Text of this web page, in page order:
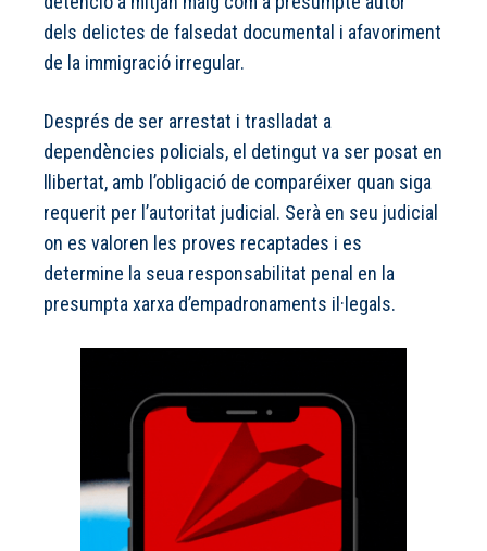
dels delictes de falsedat documental i afavoriment
de la immigració irregular.
Després de ser arrestat i traslladat a
dependències policials, el detingut va ser posat en
llibertat, amb l’obligació de comparéixer quan siga
requerit per l’autoritat judicial. Serà en seu judicial
on es valoren les proves recaptades i es
determine la seua responsabilitat penal en la
presumpta xarxa d’empadronaments il·legals.